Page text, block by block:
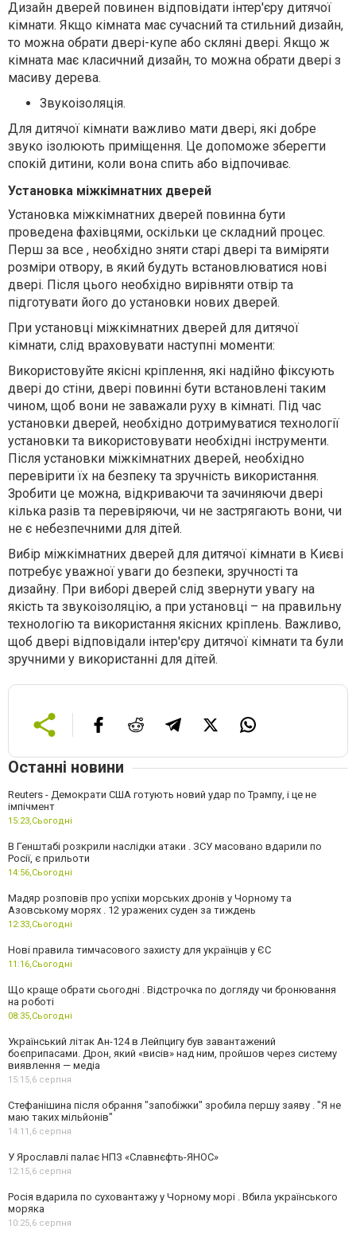
Дизайн дверей повинен відповідати інтер'єру дитячої
кімнати. Якщо кімната має сучасний та стильний дизайн,
то можна обрати двері-купе або скляні двері. Якщо ж
кімната має класичний дизайн, то можна обрати двері з
масиву дерева.
Звукоізоляція.
Для дитячої кімнати важливо мати двері, які добре
звуко ізолюють приміщення. Це допоможе зберегти
спокій дитини, коли вона спить або відпочиває.
Установка міжкімнатних дверей
Установка міжкімнатних дверей повинна бути
проведена фахівцями, оскільки це складний процес.
Перш за все , необхідно зняти старі двері та виміряти
розміри отвору, в який будуть встановлюватися нові
двері. Після цього необхідно вирівняти отвір та
підготувати його до установки нових дверей.
При установці міжкімнатних дверей для дитячої
кімнати, слід враховувати наступні моменти:
Використовуйте якісні кріплення, які надійно фіксують
двері до стіни, двері повинні бути встановлені таким
чином, щоб вони не заважали руху в кімнаті. Під час
установки дверей, необхідно дотримуватися технології
установки та використовувати необхідні інструменти.
Після установки міжкімнатних дверей, необхідно
перевірити їх на безпеку та зручність використання.
Зробити це можна, відкриваючи та зачиняючи двері
кілька разів та перевіряючи, чи не застрягають вони, чи
не є небезпечними для дітей.
Вибір міжкімнатних дверей для дитячої кімнати в Києві
потребує уважної уваги до безпеки, зручності та
дизайну. При виборі дверей слід звернути увагу на
якість та звукоізоляцію, а при установці – на правильну
технологію та використання якісних кріплень. Важливо,
щоб двері відповідали інтер'єру дитячої кімнати та були
зручними у використанні для дітей.
Останні новини
Reuters - Демократи США готують новий удар по Трампу, і це не
імпічмент
15:23,Сьогодні
В Генштабі розкрили наслідки атаки . ЗСУ масовано вдарили по
Росії, є прильоти
14:56,Сьогодні
Мадяр розповів про успіхи морських дронів у Чорному та
Азовському морях . 12 уражених суден за тиждень
12:33,Сьогодні
Нові правила тимчасового захисту для українців у ЄС
11:16,Сьогодні
Що краще обрати сьогодні . Відстрочка по догляду чи бронювання
на роботі
08:35,Сьогодні
Український літак Ан-124 в Лейпцигу був завантажений
боєприпасами. Дрон, який «висів» над ним, пройшов через систему
виявлення — медіа
15:15,6 серпня
Стефанішина після обрання "запобіжки" зробила першу заяву . "Я не
маю таких мільйонів"
14:11,6 серпня
У Ярославлі палає НПЗ «Славнєфть-ЯНОС»
12:15,6 серпня
Росія вдарила по суховантажу у Чорному морі . Вбила українського
моряка
10:25,6 серпня